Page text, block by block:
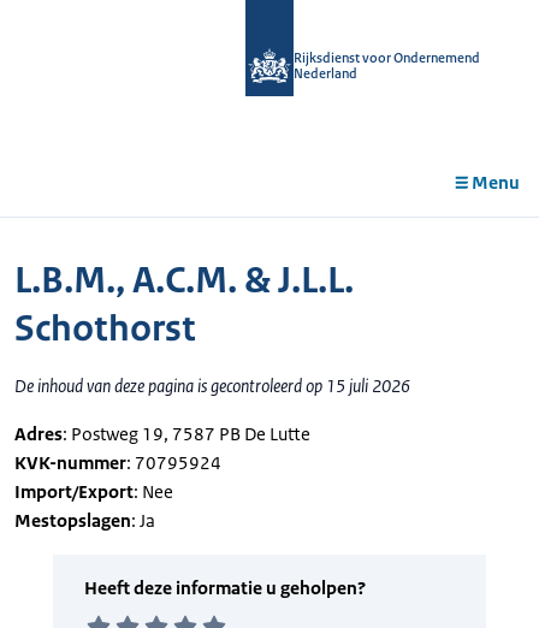
Rijksdienst voor Ondernemend
Nederland
Menu
L.B.M., A.C.M. & J.L.L.
Schothorst
De inhoud van deze pagina is gecontroleerd op 15 juli 2026
Adres: Postweg 19, 7587 PB De Lutte
KVK-nummer: 70795924
Import/Export: Nee
Mestopslagen: Ja